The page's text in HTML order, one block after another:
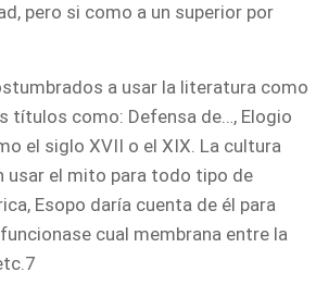
pero si como a un superior por
a usar la literatura como
títulos como: Defensa de…, Elogio
el siglo XVII o el XIX. La cultura
usar el mito para todo tipo de
Esopo daría cuenta de él para
cual membrana entre la